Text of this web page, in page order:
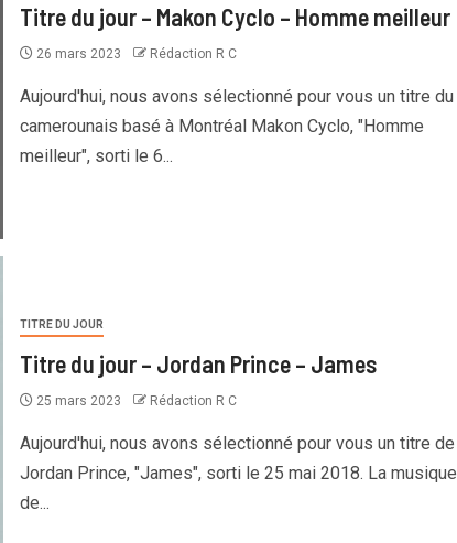
Titre du jour – Makon Cyclo – Homme meilleur
26 mars 2023 Rédaction R C
Aujourd'hui, nous avons sélectionné pour vous un titre du
camerounais basé à Montréal Makon Cyclo, "Homme
meilleur", sorti le 6...
TITRE DU JOUR
Titre du jour – Jordan Prince – James
25 mars 2023 Rédaction R C
Aujourd'hui, nous avons sélectionné pour vous un titre de
Jordan Prince, "James", sorti le 25 mai 2018. La musique
de...